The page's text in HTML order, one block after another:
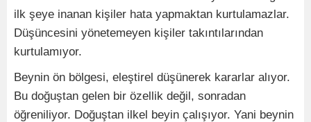
ilk şeye inanan kişiler hata yapmaktan kurtulamazlar.
Düşüncesini yönetemeyen kişiler takıntılarından
kurtulamıyor.
Beynin ön bölgesi, eleştirel düşünerek kararlar alıyor.
Bu doğuştan gelen bir özellik değil, sonradan
öğreniliyor. Doğuştan ilkel beyin çalışıyor. Yani beynin